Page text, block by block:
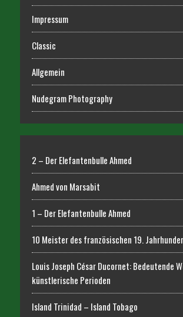
Impressum
Classic
Allgemein
Nudegram Photography
2 – Der Elefantenbulle Ahmed
Ahmed von Marsabit
1 – Der Elefantenbulle Ahmed
10 Meister des französischen 19.
Louis Joseph César Ducornet: Bedeutende
künstlerische Perioden
Island Trinidad – Island Tobago